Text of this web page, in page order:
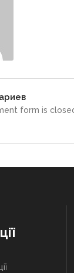
form is